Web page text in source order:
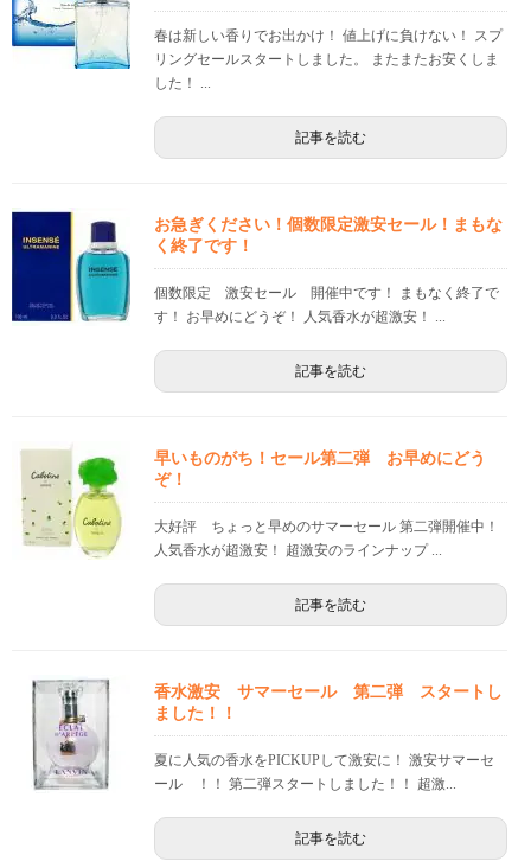
春は新しい香りでお出かけ！ 値上げに負けない！ スプ
リングセールスタートしました。 またまたお安くしま
した！ ...
記事を読む
お急ぎください！個数限定激安セール！まもな
く終了です！
個数限定 激安セール 開催中です！ まもなく終了で
す！ お早めにどうぞ！ 人気香水が超激安！ ...
記事を読む
早いものがち！セール第二弾 お早めにどう
ぞ！
大好評 ちょっと早めのサマーセール 第二弾開催中！
人気香水が超激安！ 超激安のラインナップ ...
記事を読む
香水激安 サマーセール 第二弾 スタートし
ました！！
夏に人気の香水をPICKUPして激安に！ 激安サマーセ
ール ！！ 第二弾スタートしました！！ 超激...
記事を読む